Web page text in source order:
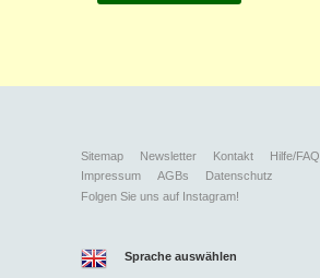
Sitemap Newsletter Kontakt
Hilfe/FAQ
Impressum
AGBs
Datenschutz
Folgen Sie uns auf Instagram!
Sprache auswählen